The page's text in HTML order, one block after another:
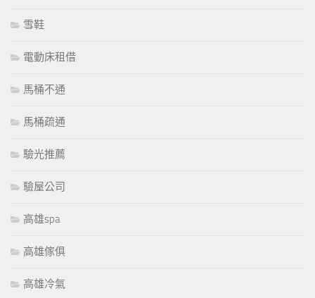
雪鞋
電動床租借
馬桶不通
馬桶疏通
驗光推薦
驗屋公司
高雄spa
高雄傢俱
高雄冷氣